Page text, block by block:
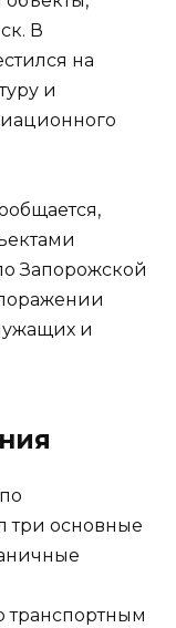
В
на
и
Запорожской
и
три основные
транспортным